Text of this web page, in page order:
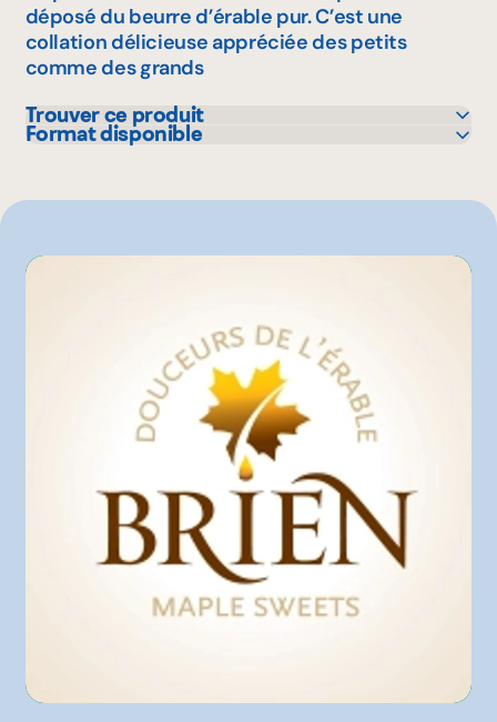
déposé du beurre d’érable pur. C’est une
collation délicieuse appréciée des petits
comme des grands
Trouver ce produit
Costco
Format disponible